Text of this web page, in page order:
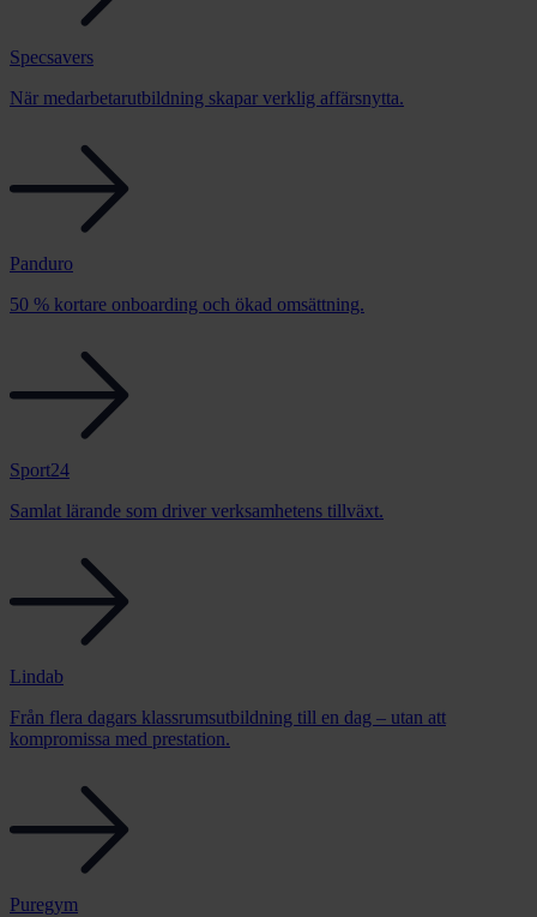
Specsavers
När medarbetarutbildning skapar verklig affärsnytta.
Panduro
50 % kortare onboarding och ökad omsättning.
Sport24
Samlat lärande som driver verksamhetens tillväxt.
Lindab
Från flera dagars klassrumsutbildning till en dag – utan att
kompromissa med prestation.
Puregym